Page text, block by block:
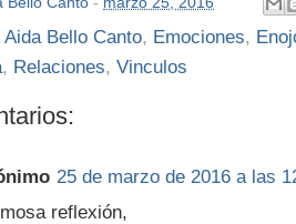
Aida Bello Canto, Emociones,
, Relaciones, Vinculos
25 de marzo de 2016 a las
reflexión,